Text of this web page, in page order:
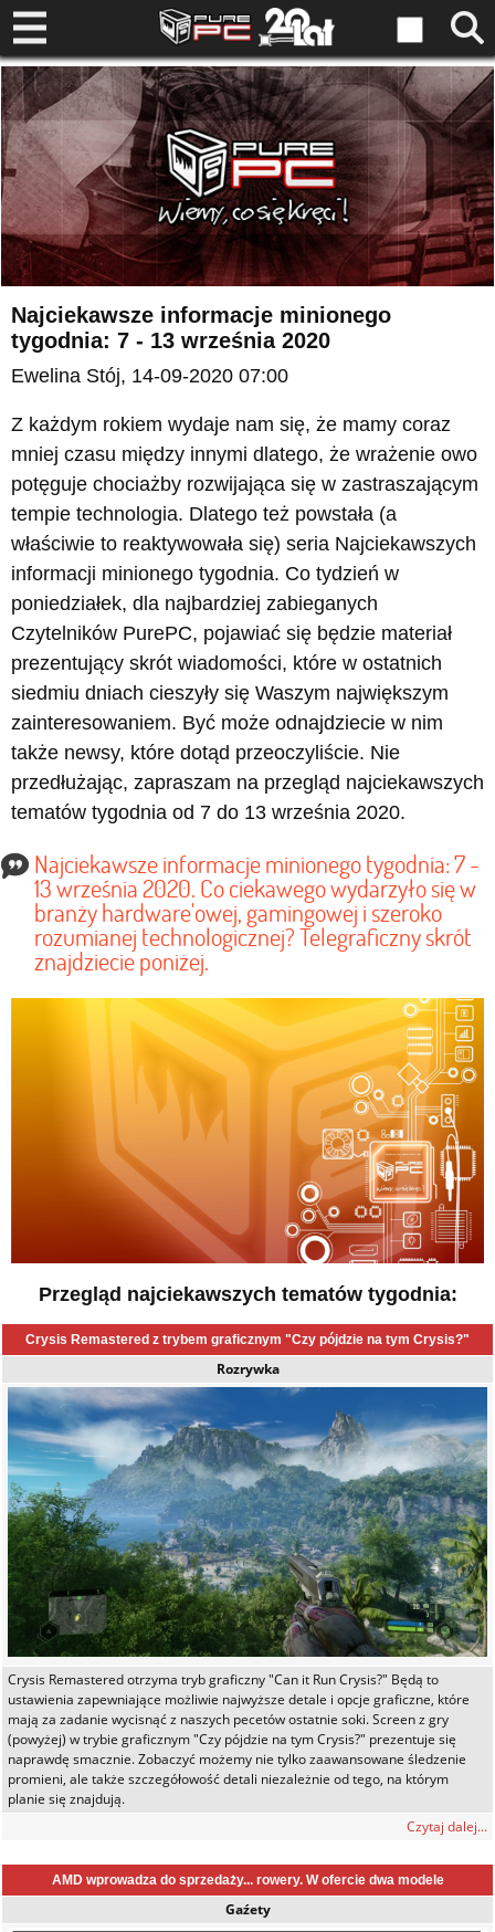
Najciekawsze informacje minionego
tygodnia: 7 - 13 września 2020
Ewelina Stój, 14-09-2020 07:00
Z każdym rokiem wydaje nam się, że mamy coraz
mniej czasu między innymi dlatego, że wrażenie owo
potęguje chociażby rozwijająca się w zastraszającym
tempie technologia. Dlatego też powstała (a
właściwie to reaktywowała się) seria Najciekawszych
informacji minionego tygodnia. Co tydzień w
poniedziałek, dla najbardziej zabieganych
Czytelników PurePC, pojawiać się będzie materiał
prezentujący skrót wiadomości, które w ostatnich
siedmiu dniach cieszyły się Waszym największym
zainteresowaniem. Być może odnajdziecie w nim
także newsy, które dotąd przeoczyliście. Nie
przedłużając, zapraszam na przegląd najciekawszych
tematów tygodnia od 7 do 13 września 2020.
Najciekawsze informacje minionego tygodnia: 7 -
13 września 2020. Co ciekawego wydarzyło się w
branży hardware'owej, gamingowej i szeroko
rozumianej technologicznej? Telegraficzny skrót
znajdziecie poniżej.
Przegląd najciekawszych tematów tygodnia:
Crysis Remastered z trybem graficznym "Czy pójdzie na tym Crysis?"
Rozrywka
Crysis Remastered otrzyma tryb graficzny "Can it Run Crysis?" Będą to
ustawienia zapewniające możliwie najwyższe detale i opcje graficzne, które
mają za zadanie wycisnąć z naszych pecetów ostatnie soki. Screen z gry
(powyżej) w trybie graficznym "Czy pójdzie na tym Crysis?" prezentuje się
naprawdę smacznie. Zobaczyć możemy nie tylko zaawansowane śledzenie
promieni, ale także szczegółowość detali niezależnie od tego, na którym
planie się znajdują.
Czytaj dalej...
AMD wprowadza do sprzedaży... rowery. W ofercie dwa modele
Gaźety